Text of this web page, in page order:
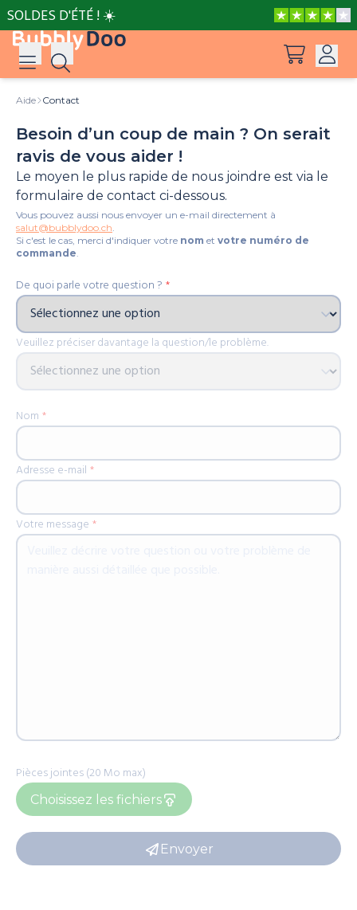
SOLDES D'ÉTÉ ! ☀️
Suggestions Voir tous les produits
Peppa Pig: Je t'aime, Papa !
Les aventures de Peppa et Maman Pig
La Reine des Neiges Un amour à faire fondre les
La fête des Mères à Adventure Bay
Aide Contact
Besoin d’un coup de main ? On serait
ravis de vous aider !
Le moyen le plus rapide de nous joindre est via le
formulaire de contact ci-dessous.
Vous pouvez aussi nous envoyer un e-mail directement à
salut@bubblydoo.ch.
Si c'est le cas, merci d'indiquer votre nom et votre numéro de
commande.
De quoi parle votre question ? *
Veuillez préciser davantage la question/le problème.
Nom *
Adresse e-mail *
Votre message *
Pièces jointes (20 Mo max)
Choisissez les fichiers
Envoyer